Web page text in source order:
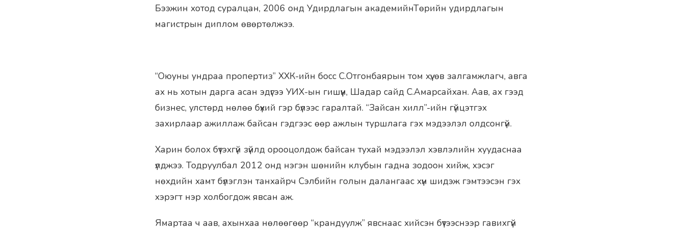
Бээжин хотод суралцан, 2006 онд Удирдлагын академийнТөрийн удирдлагын
магистрын диплом өвөртөлжээ.
“Оюуны ундраа пропертиз” ХХК-ийн босс С.Отгонбаярын том хүү, өв залгамжлагч, авга
ах нь хотын дарга асан эдүгээ УИХ-ын гишүүн, Шадар сайд С.Амарсайхан. Аав, ах гээд
бизнес, улстөрд нөлөө бүхий гэр бүлээс гаралтай. “Зайсан хилл”-ийн гүйцэтгэх
захирлаар ажиллаж байсан гэдгээс өөр ажлын туршлага гэх мэдээлэл олдсонгүй.
Харин болох бүтэхгүй зүйлд орооцолдож байсан тухай мэдээлэл хэвлэлийн хуудаснаа
үлджээ. Тодруулбал 2012 онд нэгэн шөнийн клубын гадна зодоон хийж, хэсэг
нөхдийн хамт бүлэглэн танхайрч Сэлбийн голын далангаас хүн шидэж гэмтээсэн гэх
хэрэгт нэр холбогдож явсан аж.
Ямартаа ч аав, ахынхаа нөлөөгөөр “крандуулж” явснаас хийсэн бүтээснээр гавихгүй